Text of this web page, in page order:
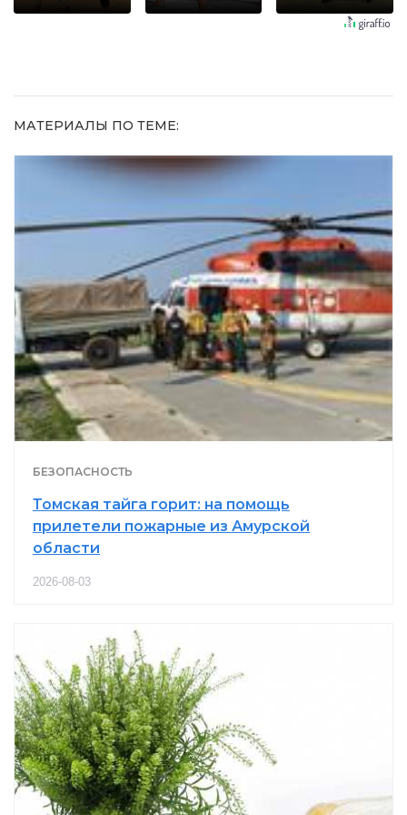
шоке от
не раз
МАТЕРИАЛЫ ПО ТЕМЕ:
БЕЗОПАСНОСТЬ
Томская тайга горит: на помощь
прилетели пожарные из Амурской
области
2026-08-03